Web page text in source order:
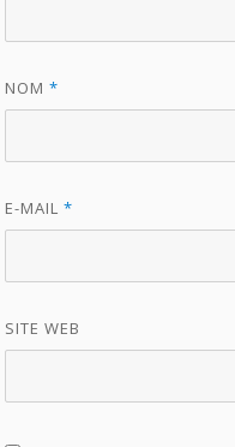
NOM*
E-MAIL*
SITE WEB